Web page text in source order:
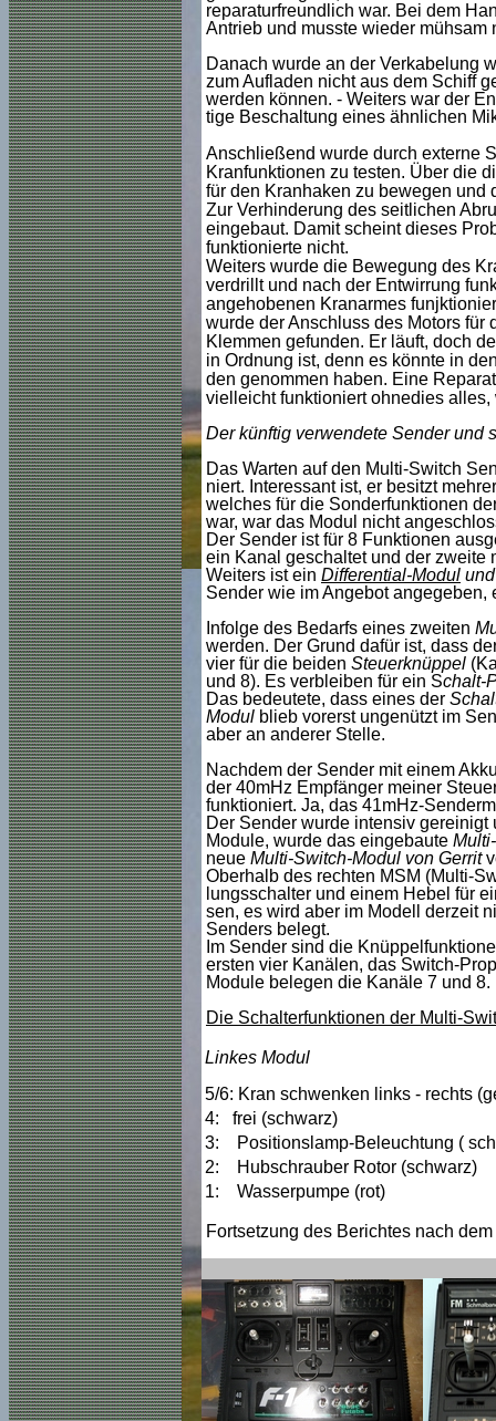
reparaturfreundlich war. Bei dem
Antrieb und musste wieder
Danach wurde an der Verkabelung
zum Aufladen nicht aus dem Schiff
werden können. - Weiters war der
tige Beschaltung eines ähnlichen
Anschließend wurde durch externe
Kranfunktionen zu testen. Über die
für den Kranhaken zu bewegen und
Zur Verhinderung des seitlichen
eingebaut. Damit scheint dieses
funktionierte nicht.
Weiters wurde die Bewegung des
verdrillt und nach der Entwirrung
angehobenen Kranarmes
wurde der Anschluss des Motors
Klemmen gefunden. Er läuft, doch
in Ordnung ist, denn es könnte in
den genommen haben. Eine
vielleicht funktioniert ohnedies
Der künftig verwendete Sender und
Das Warten auf den Multi-Switch
niert. Interessant ist, er besitzt
welches für die Sonderfunktionen
war, war das Modul nicht
Der Sender ist für 8 Funktionen
ein Kanal geschaltet und der zweite
Weiters ist ein Differential-Modul und
Sender wie im Angebot angegeben,
Infolge des Bedarfs eines zweiten
werden. Der Grund dafür ist, dass
vier für die beiden Steuerknüppel
und 8). Es verbleiben für ein Schalt-
Das bedeutete, dass eines der
Modul blieb vorerst ungenützt im
aber an anderer Stelle.
Nachdem der Sender mit einem
der 40mHz Empfänger meiner
funktioniert. Ja, das 41mHz-
Der Sender wurde intensiv
Module, wurde das eingebaute
neue Multi-Switch-Modul von Gerrit
Oberhalb des rechten MSM (Multi-
lungsschalter und einem Hebel für
sen, es wird aber im Modell derzeit
Senders belegt.
Im Sender sind die
ersten vier Kanälen, das Switch-
Module belegen die Kanäle 7 und 8.
Die Schalterfunktionen der Multi-
Linkes Modul
5/6: Kran schwenken links - rechts
4: frei (schwarz)
3: Positionslamp-Beleuchtung (
2: Hubschrauber Rotor (schwarz)
1: Wasserpumpe (rot)
Fortsetzung des Berichtes nach